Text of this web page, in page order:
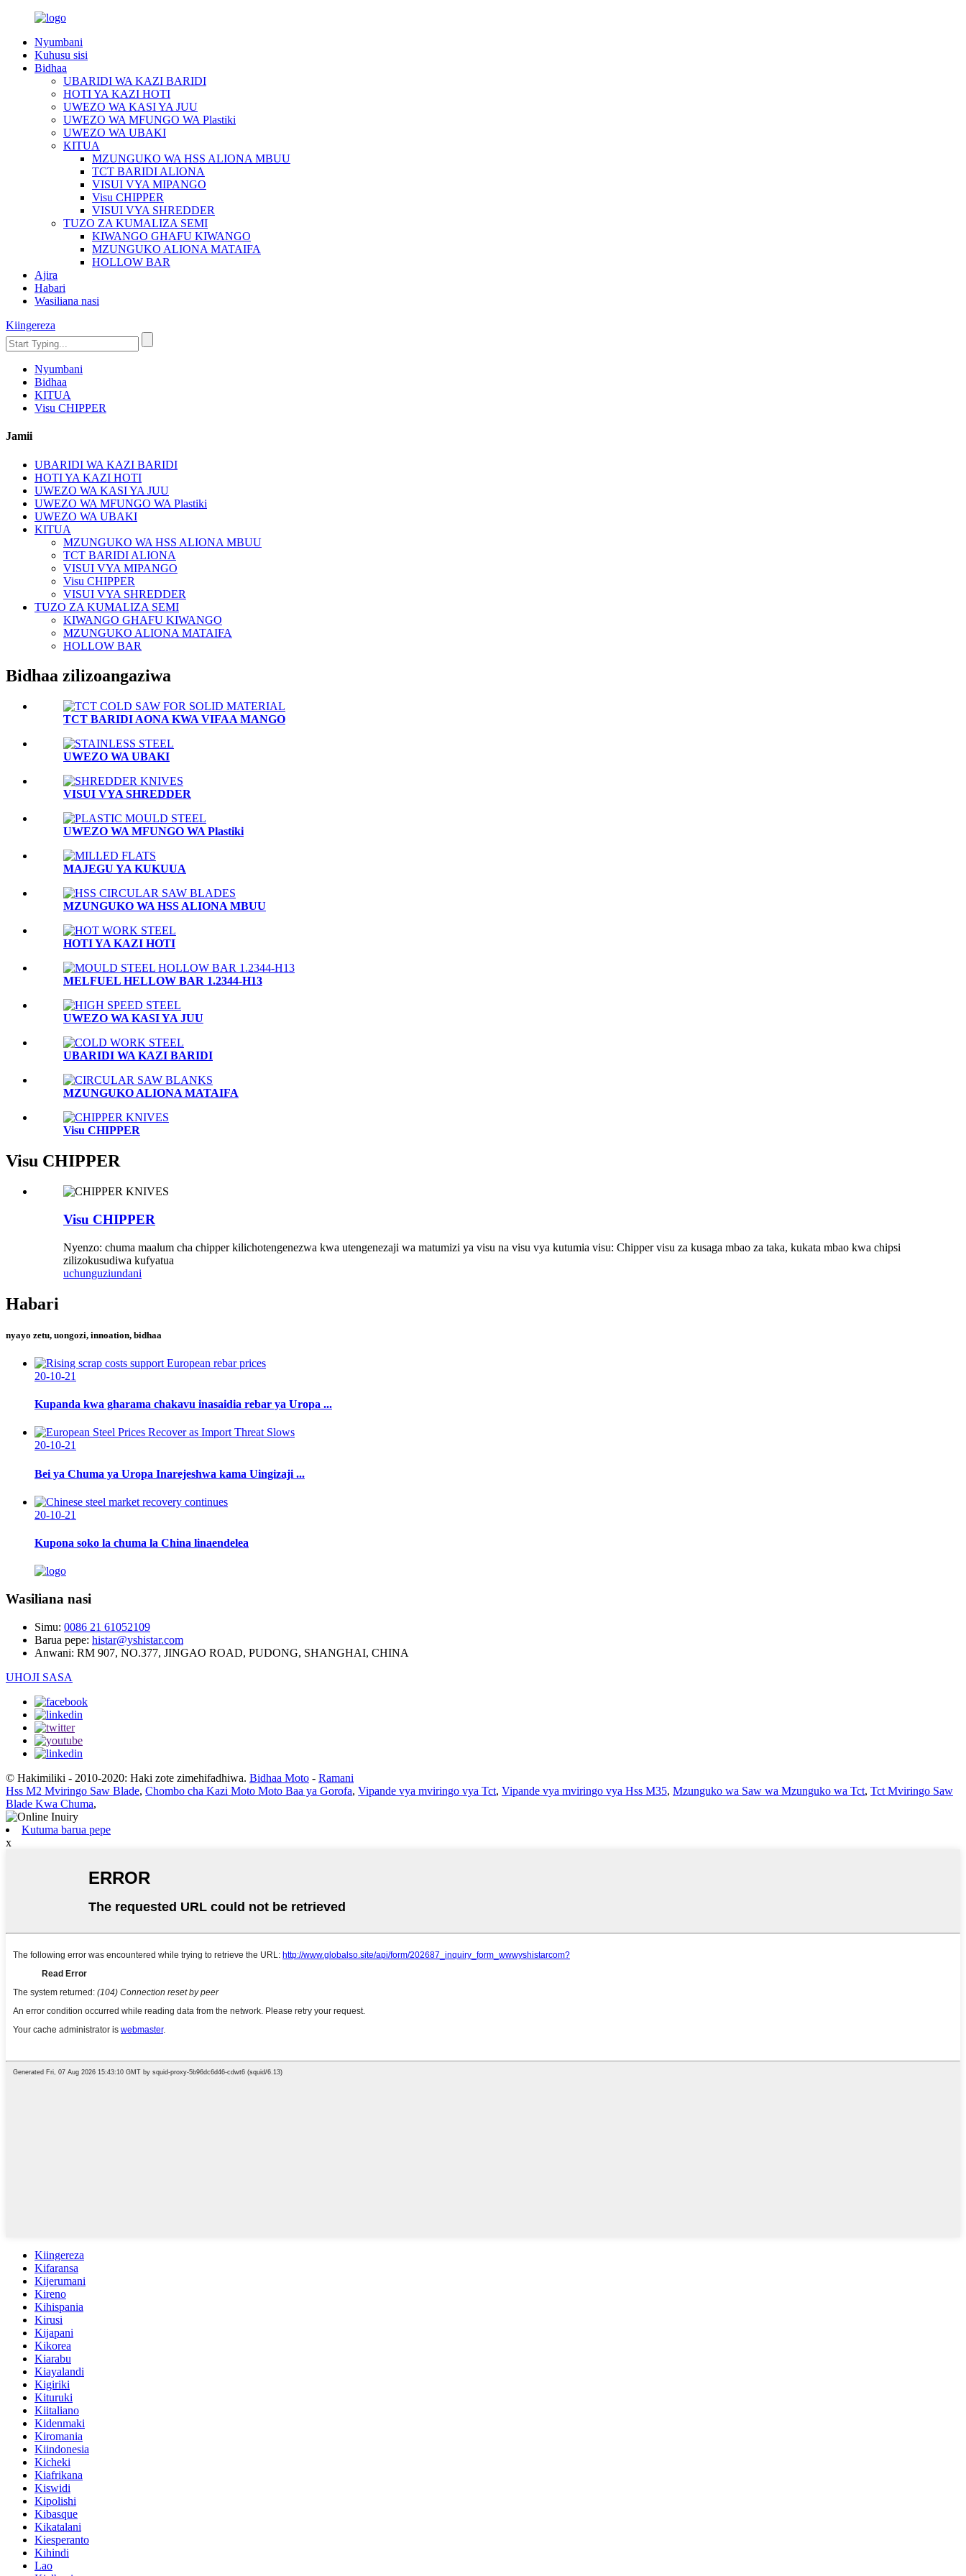
Nyumbani
Kuhusu sisi
Bidhaa
UBARIDI WA KAZI BARIDI
HOTI YA KAZI HOTI
UWEZO WA KASI YA JUU
UWEZO WA MFUNGO WA Plastiki
UWEZO WA UBAKI
KITUA
MZUNGUKO WA HSS ALIONA MBUU
TCT BARIDI ALIONA
VISUI VYA MIPANGO
Visu CHIPPER
VISUI VYA SHREDDER
TUZO ZA KUMALIZA SEMI
KIWANGO GHAFU KIWANGO
MZUNGUKO ALIONA MATAIFA
HOLLOW BAR
Ajira
Habari
Wasiliana nasi
Kiingereza
Nyumbani
Bidhaa
KITUA
Visu CHIPPER
Jamii
UBARIDI WA KAZI BARIDI
HOTI YA KAZI HOTI
UWEZO WA KASI YA JUU
UWEZO WA MFUNGO WA Plastiki
UWEZO WA UBAKI
KITUA
MZUNGUKO WA HSS ALIONA MBUU
TCT BARIDI ALIONA
VISUI VYA MIPANGO
Visu CHIPPER
VISUI VYA SHREDDER
TUZO ZA KUMALIZA SEMI
KIWANGO GHAFU KIWANGO
MZUNGUKO ALIONA MATAIFA
HOLLOW BAR
Bidhaa zilizoangaziwa
TCT BARIDI AONA KWA VIFAA MANGO
UWEZO WA UBAKI
VISUI VYA SHREDDER
UWEZO WA MFUNGO WA Plastiki
MAJEGU YA KUKUUA
MZUNGUKO WA HSS ALIONA MBUU
HOTI YA KAZI HOTI
MELFUEL HELLOW BAR 1.2344-H13
UWEZO WA KASI YA JUU
UBARIDI WA KAZI BARIDI
MZUNGUKO ALIONA MATAIFA
Visu CHIPPER
Visu CHIPPER
Visu CHIPPER
Nyenzo: chuma maalum cha chipper kilichotengenezwa kwa utengenezaji wa matumizi ya visu na visu vya kutumia visu: Chipper visu za kusaga mbao za taka, kukata mbao kwa chipsi
zilizokusudiwa kufyatua
uchunguziundani
Habari
nyayo zetu, uongozi, innoation, bidhaa
20-10-21
Kupanda kwa gharama chakavu inasaidia rebar ya Uropa ...
20-10-21
Bei ya Chuma ya Uropa Inarejeshwa kama Uingizaji ...
20-10-21
Kupona soko la chuma la China linaendelea
Wasiliana nasi
Simu: 0086 21 61052109
Barua pepe: histar@yshistar.com
Anwani: RM 907, NO.377, JINGAO ROAD, PUDONG, SHANGHAI, CHINA
UHOJI SASA
© Hakimiliki - 2010-2020: Haki zote zimehifadhiwa. Bidhaa Moto - Ramani
Hss M2 Mviringo Saw Blade, Chombo cha Kazi Moto Moto Baa ya Gorofa, Vipande vya mviringo vya Tct, Vipande vya mviringo vya Hss M35, Mzunguko wa Saw wa Mzunguko wa Tct, Tct Mviringo Saw
Blade Kwa Chuma,
Kutuma barua pepe
x
Kiingereza
Kifaransa
Kijerumani
Kireno
Kihispania
Kirusi
Kijapani
Kikorea
Kiarabu
Kiayalandi
Kigiriki
Kituruki
Kiitaliano
Kidenmaki
Kiromania
Kiindonesia
Kicheki
Kiafrikana
Kiswidi
Kipolishi
Kibasque
Kikatalani
Kiesperanto
Kihindi
Lao